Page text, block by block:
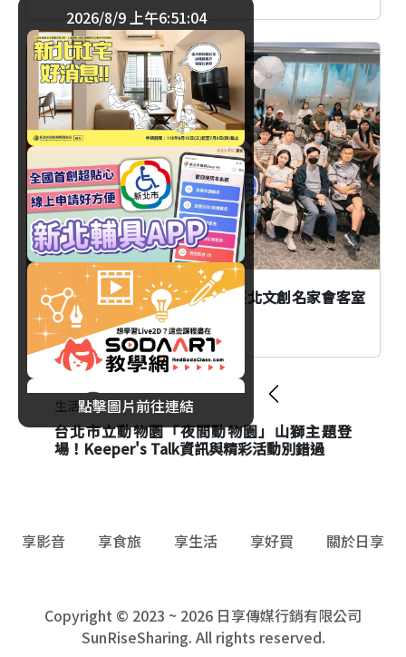
AI時代創作者如何不被取代？臺北文創名家會客室
談From AI to I
生活
臺北
生活
台北市立動物園「夜間動物園」山獅主題登
場！Keeper's Talk資訊與精彩活動別錯過
生活
麥可傑克森流行之王快閃店登台！松菸KYUBI
限定店25款聯名商品、黑膠唱片搶先看
2026/8/9 上午6:51:05
點擊圖片前往連結
享影音 享食旅 享生活 享好買 關於日享
Copyright © 2023 ~ 2026 日享傳媒行銷有限公司
SunRiseSharing. All rights reserved.